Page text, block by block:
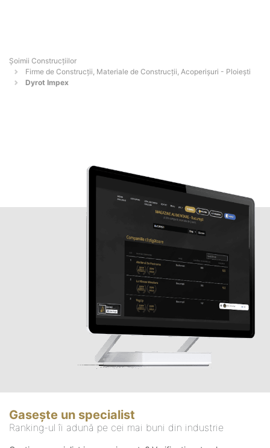
Șoimii Construcțiilor
Firme de Construcții, Materiale de Construcții, Acoperișuri - Ploieşti
Dyrot Impex
Gasește un specialist
Ranking-ul îi adună pe cei mai buni din industrie